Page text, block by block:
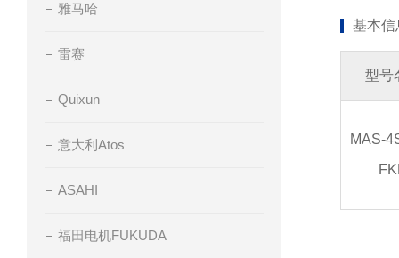
雅马哈
雷赛
Quixun
意大利Atos
ASAHI
福田电机FUKUDA
基本信
型号
MAS-